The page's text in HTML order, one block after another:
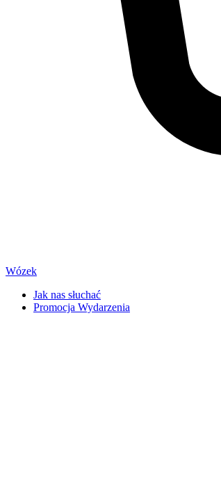
Wózek
Jak nas słuchać
Promocja Wydarzenia